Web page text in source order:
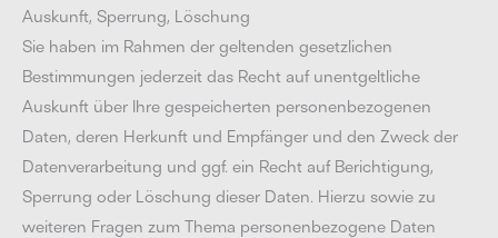
Auskunft, Sperrung, Löschung
Sie haben im Rahmen der geltenden gesetzlichen
Bestimmungen jederzeit das Recht auf unentgeltliche
Auskunft über Ihre gespeicherten personenbezogenen
Daten, deren Herkunft und Empfänger und den Zweck der
Datenverarbeitung und ggf. ein Recht auf Berichtigung,
Sperrung oder Löschung dieser Daten. Hierzu sowie zu
weiteren Fragen zum Thema personenbezogene Daten